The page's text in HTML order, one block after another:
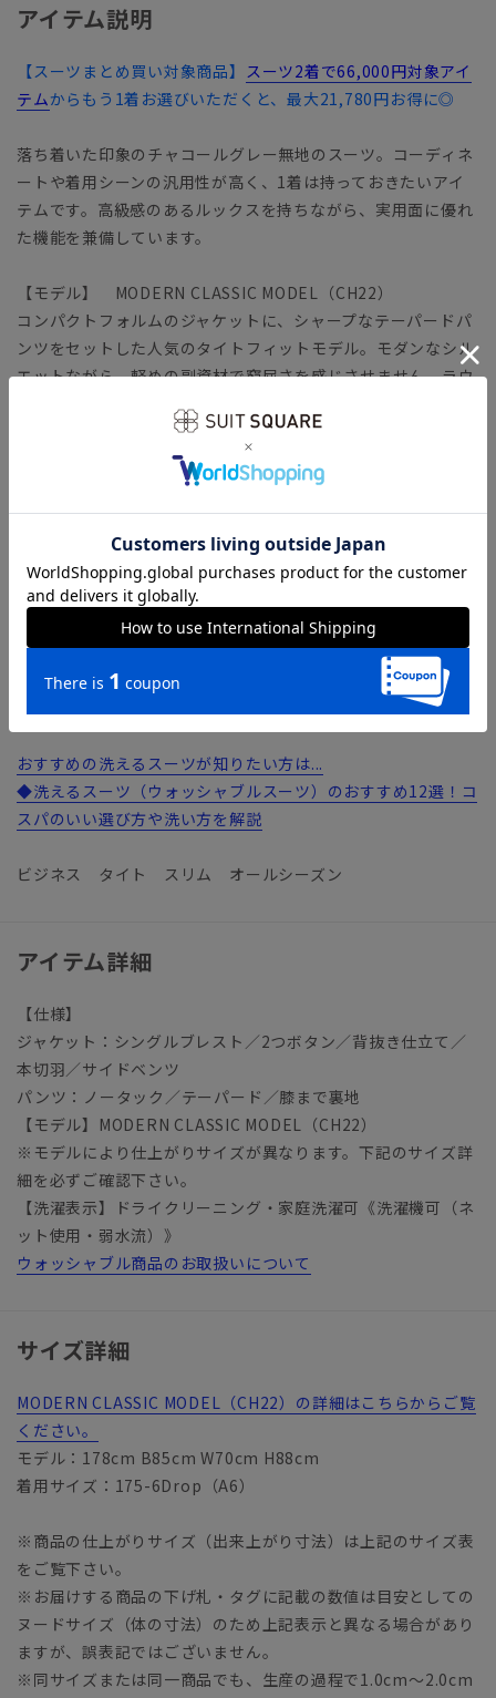
アイテム説明
【スーツまとめ買い対象商品】 スーツ2着で66,000円対象アイ
テムからもう1着お選びいただくと、最大21,780円お得に◎
落ち着いた印象のチャコールグレー無地のスーツ。コーディネ
ートや着用シーンの汎用性が高く、1着は持っておきたいアイ
テムです。高級感のあるルックスを持ちながら、実用面に優れ
た機能を兼備しています。
【モデル】 MODERN CLASSIC MODEL（CH22）
コンパクトフォルムのジャケットに、シャープなテーパードパ
ンツをセットした人気のタイトフィットモデル。モダンなシル
エットながら、軽めの副資材で窮屈さを感じさせません。ラウ
ィテールが特徴です。
「MODERN CLASSIC MODEL（モダンクラシック・モデ
【生地】Premium Wool Blend
滑らかなウールに伸縮性のあるポリエステルをブレンドした素
材。しなやかな風合いに加えて、ウォッシャブル性と適度な軽
量性を併せ持ち、ロングシーズン着用可能です。
【機能】
ウォッシャブル／汚れてもご家庭で簡単にお洗濯が可能です。
おすすめの洗えるスーツが知りたい方は...
◆洗えるスーツ（ウォッシャブルスーツ）のおすすめ12選！コ
スパのいい選び方や洗い方を解説
ビジネス タイト スリム オールシーズン
アイテム詳細
【仕様】
ジャケット：シングルブレスト／2つボタン／背抜き仕立て／
本切羽／サイドベンツ
パンツ：ノータック／テーパード／膝まで裏地
【モデル】MODERN CLASSIC MODEL（CH22）
※モデルにより仕上がりサイズが異なります。下記のサイズ詳
細を必ずご確認下さい。
【洗濯表示】ドライクリーニング・家庭洗濯可《洗濯機可（ネ
ット使用・弱水流）》
ウォッシャブル商品のお取扱いについて
サイズ詳細
MODERN CLASSIC MODEL（CH22）の詳細はこちらからご覧
ください。
モデル：178cm B85cm W70cm H88cm
着用サイズ：175-6Drop（A6）
※商品の仕上がりサイズ（出来上がり寸法）は上記のサイズ表
をご覧下さい。
※お届けする商品の下げ札・タグに記載の数値は目安としての
ヌードサイズ（体の寸法）のため上記表示と異なる場合があり
ますが、誤表記ではございません。
※同サイズまたは同一商品でも、生産の過程で1.0cm～2.0cm